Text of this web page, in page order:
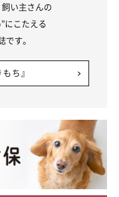
飼い主さんの
にこたえる
す。
ち』